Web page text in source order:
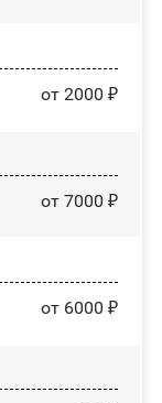
от 2000 ₽
от 7000 ₽
от 6000 ₽